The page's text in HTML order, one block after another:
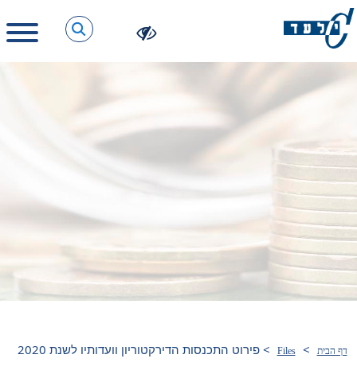
דף הבית >
Files
>פירוט התכנסות הדירקטוריון וועדותיו לשנת 2020